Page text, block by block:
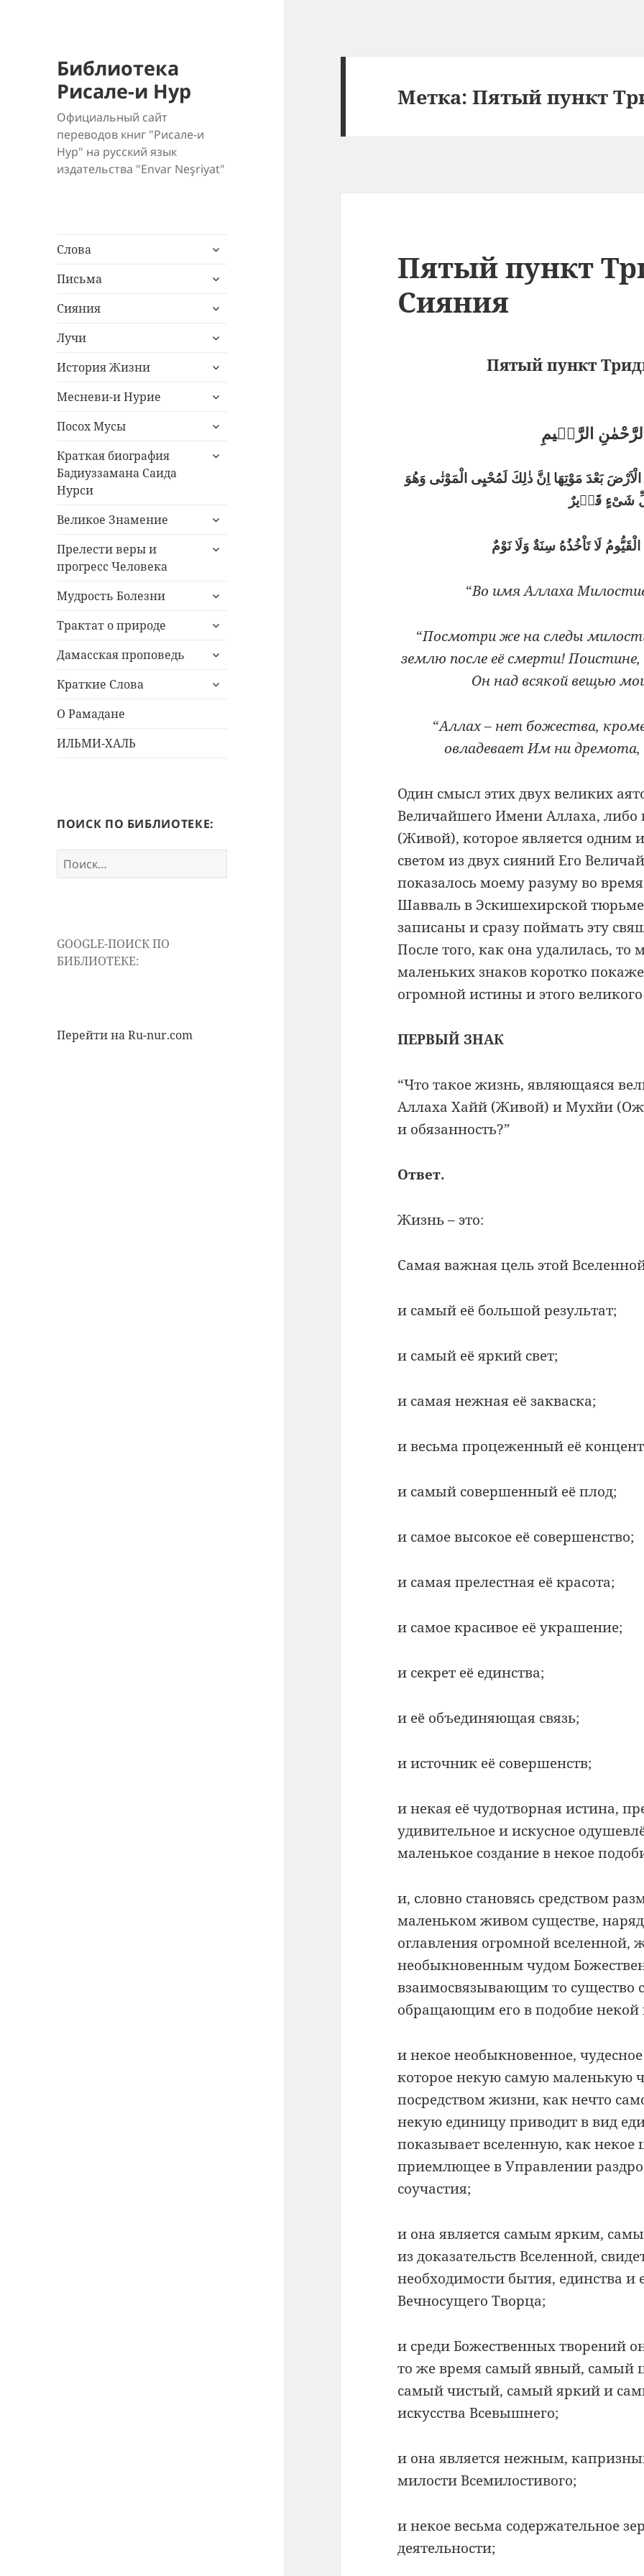
Библиотека
Рисале-и Нур
Официальный сайт
переводов книг "Рисале-и
Нур" на русский язык
издательства "Envar Neşriyat"
Слова
раскрыть
меню
Письма
раскрыть
меню
Сияния
раскрыть
меню
Лучи
раскрыть
меню
История Жизни
раскрыть
меню
Месневи-и Нурие
раскрыть
меню
Посох Мусы
раскрыть
меню
Краткая биография
Бадиуззамана Саида
Нурси
раскрыть
Великое Знамение
раскрыть
меню
Прелести веры и
прогресс Человека
раскрыть
Мудрость Болезни
раскрыть
меню
Трактат о природе
раскрыть
меню
Дамасская проповедь
раскрыть
меню
Краткие Слова
раскрыть
О Рамадане
ИЛЬМИ-ХАЛЬ
ПОИСК ПО БИБЛИОТЕКЕ:
Найти:
GOOGLE-ПОИСК ПО
БИБЛИОТЕКЕ:
Перейти на Ru-nur.com
Метка:Пятый пункт
Пятый пункт
Сияния
Пятый пункт
الرَّحٖيمِ
بَعْدَ مَوْتِهَا اِنَّ ذٰلِكَ لَمُحْيِى الْمَوْتٰى وَهُوَ
شَىْءٍ قَدٖيرٌ
الْقَيُّومُ لَا تَاْخُذُهُ سِنَةٌ وَلَا نَوْمٌ
“Во имя Аллаха
“Посмотри же на следы
землю после её смерти!
Он над всякой вещью
“Аллах – нет божества,
овладевает Им ни дремота,
Один смысл этих двух великих
Величайшего Имени Аллаха,
(Живой), которое является одним
светом из двух сияний Его
показалось моему разуму во
Шавваль в Эскишехирской
записаны и сразу поймать эту
После того, как она удалилась, то
маленьких знаков коротко
огромной истины и этого великого
ПЕРВЫЙ ЗНАК
“Что такое жизнь, являющаяся
Аллаха Хайй (Живой) и Мухйи
и обязанность?”
Ответ.
Жизнь – это:
Самая важная цель этой
и самый её большой результат;
и самый её яркий свет;
и самая нежная её закваска;
и весьма процеженный её
и самый совершенный её плод;
и самое высокое её совершенство;
и самая прелестная её красота;
и самое красивое её украшение;
и секрет её единства;
и её объединяющая связь;
и источник её совершенств;
и некая её чудотворная истина,
удивительное и искусное
маленькое создание в некое
и, словно становясь средством
маленьком живом существе,
оглавления огромной вселенной,
необыкновенным чудом
взаимосвязывающим то существо
обращающим его в подобие некой
и некое необыкновенное,
которое некую самую маленькую
посредством жизни, как нечто
некую единицу приводит в вид
показывает вселенную, как некое
приемлющее в Управлении
соучастия;
и она является самым ярким,
из доказательств Вселенной,
необходимости бытия, единства и
Вечносущего Творца;
и среди Божественных творений
то же время самый явный, самый
самый чистый, самый яркий и
искусства Всевышнего;
и она является нежным,
милости Всемилостивого;
и некое весьма содержательное
деятельности;